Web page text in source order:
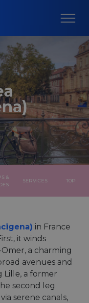
&
SERVICES TOP
in France
it winds
a charming
avenues and
Lille, a former
second leg
serene canals,